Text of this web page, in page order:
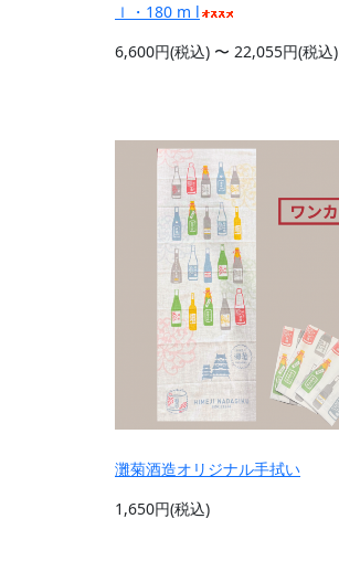
ｌ・180 m l
6,600円(税込) 〜 22,055円(税込)
灘菊酒造オリジナル手拭い
1,650円(税込)